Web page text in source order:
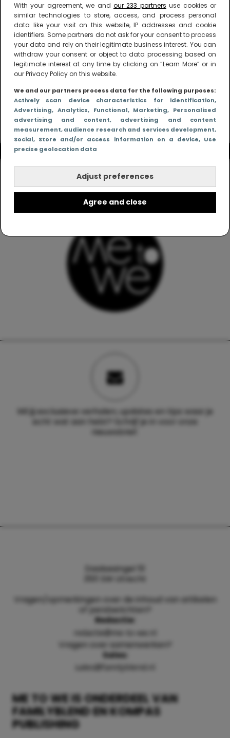
With your agreement, we and our 233 partners use cookies or
similar technologies to store, access, and process personal
data like your visit on this website, IP addresses and cookie
identifiers. Some partners do not ask for your consent to process
your data and rely on their legitimate business interest. You can
withdraw your consent or object to data processing based on
legitimate interest at any time by clicking on “Learn More” or in
our Privacy Policy on this website.
We and our partners process data for the following purposes:
Actively scan device characteristics for identification,
Advertising, Analytics, Functional, Marketing, Personalised
advertising and content, advertising and content
measurement, audience research and services development,
Social, Store and/or access information on a device, Use
precise geolocation data
Adjust preferences
Agree and close
Wil jij exclusieve verhalen, updates en tips waar je
echt wat aan hebt? Schrijf je in voor onze
nieuwsbrief.
ME TO WE IS ONDERDEEL VAN
FAMILYBLEND EN KOMPAS
PUBLISHING
Daalsesingel 51
3511 SW Utrecht
Vragen/opmerkingen over de inhoud van artikelen
of persberichten?
Redactie:
redactie@me-to-we.nl
Vragen over samenwerken?
Sales:
sales@familyblend.nl